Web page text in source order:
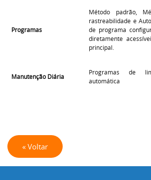
Programas
Método padrão,
rastreabilidade e
de programa
diretamente
principal.
Manutenção Diária
Programas de
automática
« Voltar